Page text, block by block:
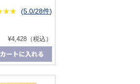
★★ (5.0/28件)
¥4,428（税込）